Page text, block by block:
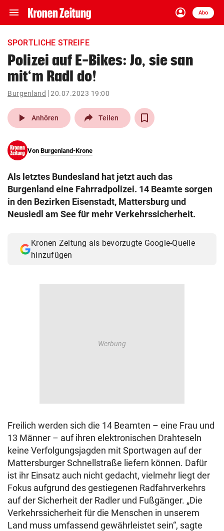
menu Navigation
ein-/ausklappen
account_circle
Anmelden
Abo
close Schließen
account_circle Anmelden
pin_drop
Wien arrow_right
search
eingeben
Muthgasse 2, 1190 Wien
SPORTLICHE STREIFE
Polizei auf E-Bikes: Jo, sie san
mit‘m Radl do!
Burgenland 20.07.2023 19:00
play_arrow Anhören Teilen
Von Burgenland-Krone
Als letztes Bundesland hat jetzt auch das
Burgenland eine Fahrradpolizei. 14 Beamte sorgen
in den Bezirken Eisenstadt, Mattersburg und
Neusiedl am See für mehr Verkehrssicherheit.
Kronen Zeitung als bevorzugte Google-Quelle
hinzufügen
Freilich werden sich die 14 Beamten – eine Frau und
13 Männer – auf ihren elektronischen Drahteseln
keine Verfolgungsjagden mit Sportwagen auf der
Mattersburger Schnellstraße liefern können. Dafür
ist ihr Einsatz auch nicht gedacht, vielmehr liegt der
Fokus aufgrund des gestiegenen Radfahrverkehrs
auf der Sicherheit der Radler und Fußgänger. „Die
Verkehrssicherheit für die Menschen in unserem
Land muss umfassend gewährleistet sein“, sagte